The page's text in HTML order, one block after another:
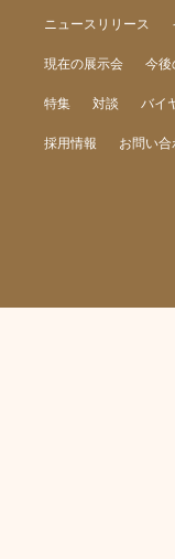
ニュースリリース
現在の展示会 今後
特集 対談 バイ
採用情報 お問い合